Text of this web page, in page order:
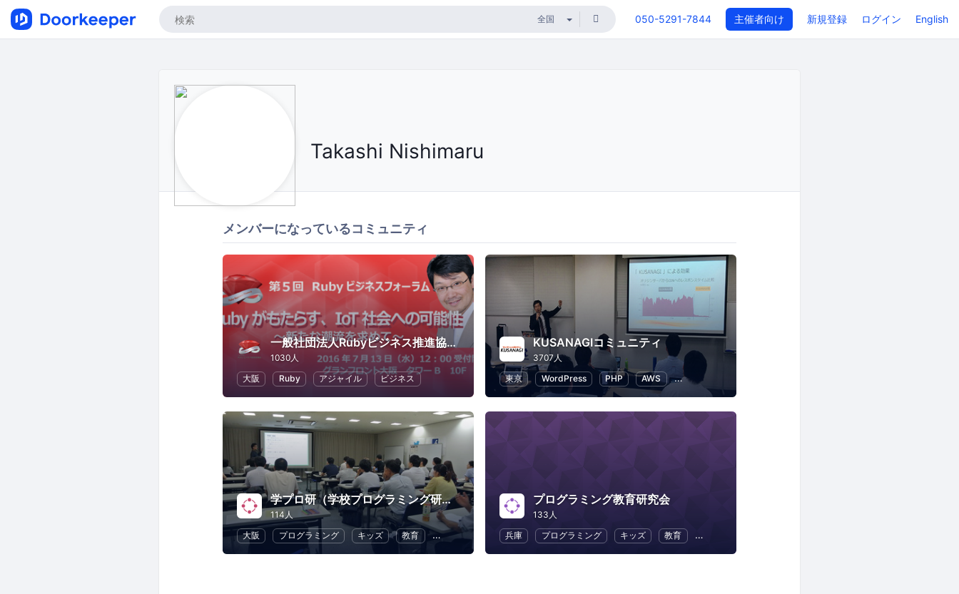
050-5291-7844 主催者向け 新規登録 ログイン English
Takashi Nishimaru
メンバーになっているコミュニティ
一般社団法人Rubyビジネス推進協議会
1030人
大阪
Ruby アジャイル ビジネス
KUSANAGIコミュニティ
3707人
東京
WordPress PHP AWS ITインフラ
学プロ研（学校プログラミング研究会）
114人
大阪
プログラミング キッズ 教育 子供向けプログラミング 幼児教育・子供の教育
プログラミング教育研究会
133人
兵庫
プログラミング キッズ 教育 幼児教育・子供の教育